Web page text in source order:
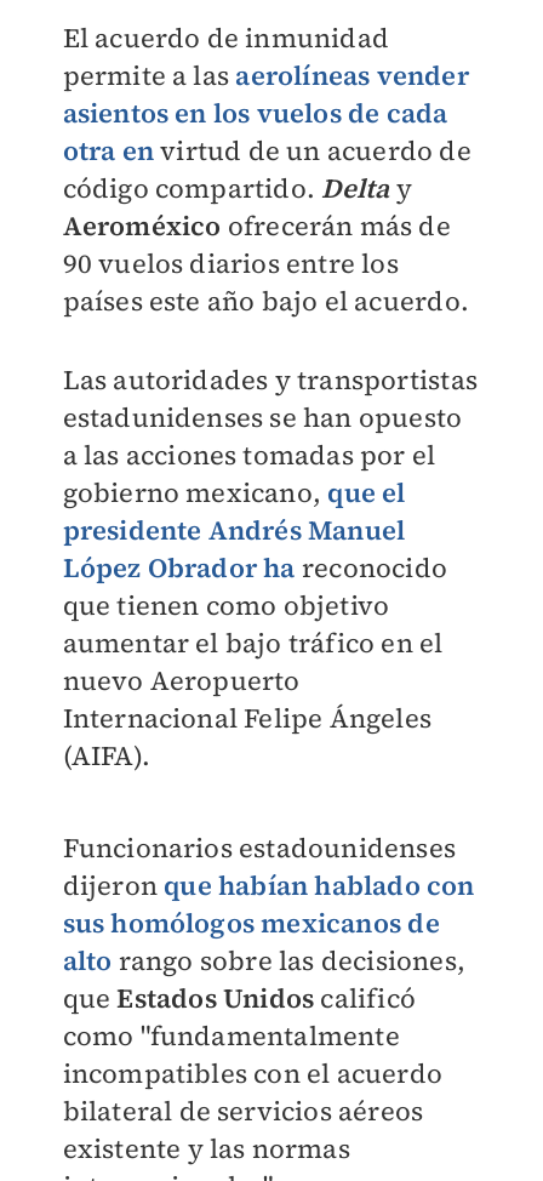
El acuerdo de inmunidad
permite a las aerolíneas vender
asientos en los vuelos de cada
otra envirtud de un acuerdo de
código compartido. Deltay
Aeroméxico ofrecerán más de
90 vuelos diarios entre los
países este año bajo el acuerdo.
Las autoridades y transportistas
estadunidenses se han opuesto
a las acciones tomadas por el
gobierno mexicano, que el
presidente Andrés Manuel
López Obrador ha reconocido
que tienen como objetivo
aumentar el bajo tráfico en el
nuevo Aeropuerto
Internacional Felipe Ángeles
(AIFA).
Funcionarios estadounidenses
dijeron que habían hablado con
sus homólogos mexicanos de
alto rango sobre las decisiones,
queEstados Unidos calificó
como "fundamentalmente
incompatibles con el acuerdo
bilateral de servicios aéreos
existente y las normas